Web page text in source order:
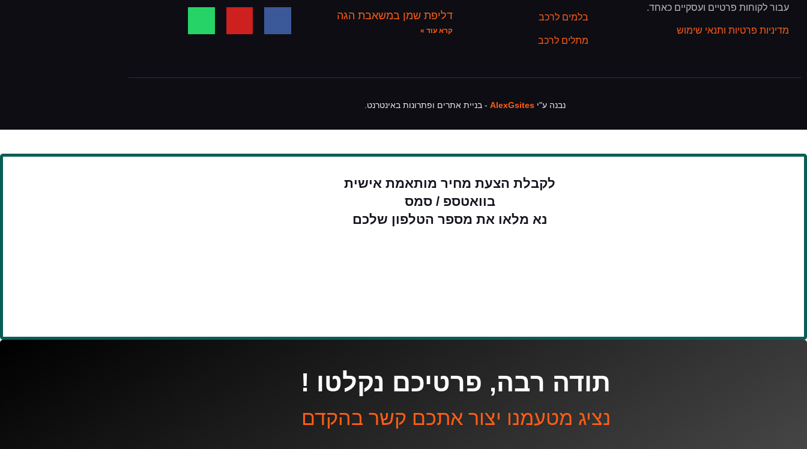
עבור לקוחות פרטיים ועסקיים כאחד.
מדיניות פרטיות ותנאי שימוש
בלמים לרכב
מתלים לרכב
דליפת שמן במשאבת הגה
קרא עוד »
נבנה ע"יAlexGsites - בניית אתרים ופתרונות באינטרנט.
לקבלת הצעת מחיר מותאמת אישית
בוואטספ / סמס
נא מלאו את מספר הטלפון שלכם
תודה רבה, פרטיכם נקלטו !
נציג מטעמנו יצור אתכם קשר בהקדם